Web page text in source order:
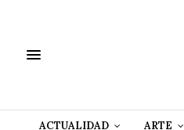
ACTUALIDAD ARTE